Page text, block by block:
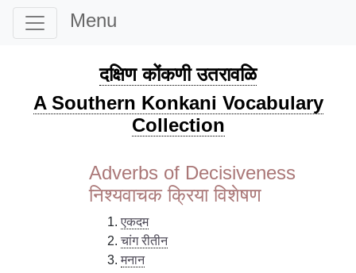
Menu
दक्षिण कोंकणी उतरावळि
A Southern Konkani Vocabulary
Collection
Adverbs of Decisiveness
निश्यवाचक क्रिया विशेषण
एकदम
चांग रीतीन
मनान